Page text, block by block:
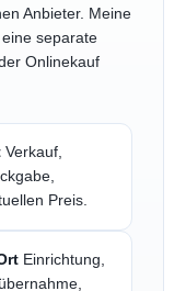
Anbieter. Meine
separate
Onlinekauf
Verkauf,
Preis.
Einrichtung,